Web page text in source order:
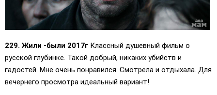
229. Жили -были 2017г Классный душевный фильм о
русской глубинке. Такой добрый, никаких убийств и
гадостей. Мне очень понравился. Смотрела и отдыхала. Для
вечернего просмотра идеальный вариант!